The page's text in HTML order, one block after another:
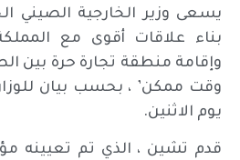
يسعى وزير الخارجية الصيني
بناء علاقات أقوى مع
وإقامة منطقة تجارة حرة بين
وقت ممكن’ ، بحسب بيان
يوم الاثنين.
قدم تشين ، الذي تم تعيينه